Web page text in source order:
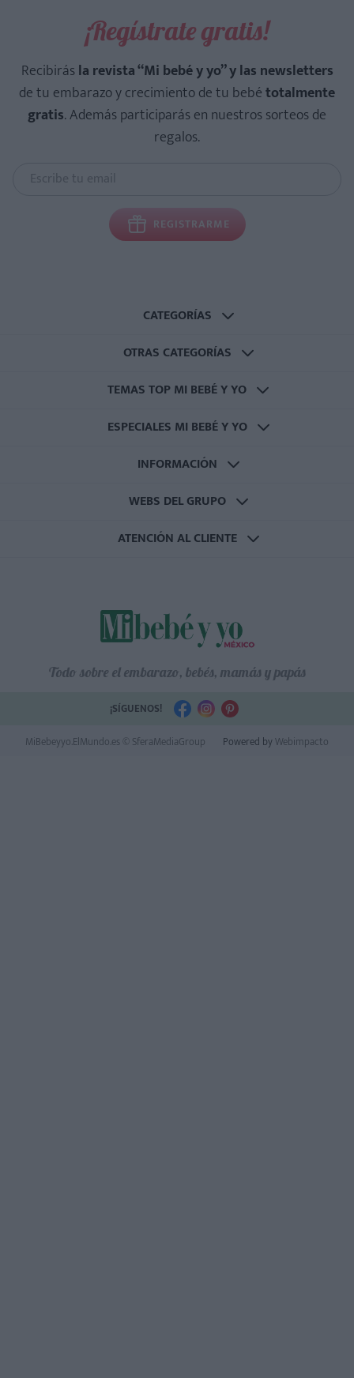
¡Regístrate gratis!
Recibirásla revista “Mi bebé y yo” y las newsletters
de tu embarazo y crecimiento de tu bebétotalmente
gratis. Además participarás en nuestros sorteos de
regalos.
REGISTRARME
CATEGORÍAS
OTRAS CATEGORÍAS
TEMAS TOP MI BEBÉ Y YO
ESPECIALES MI BEBÉ Y YO
INFORMACIÓN
WEBS DEL GRUPO
ATENCIÓN AL CLIENTE
Todo sobre el embarazo, bebés, mamás y papás
¡SÍGUENOS!
MiBebeyyo.ElMundo.es © SferaMediaGroup
Powered byWebimpacto